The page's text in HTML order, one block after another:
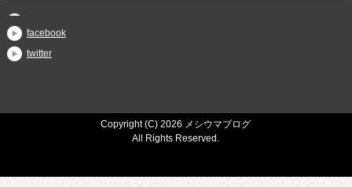
facebook
twitter
Copyright (C) 2026 メシウマブログ
All Rights Reserved.